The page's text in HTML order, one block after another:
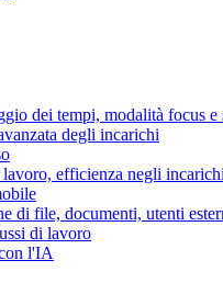
dei tempi, modalità focus e
degli incarichi
efficienza negli
di file, documenti, utenti
di lavoro
l'IA